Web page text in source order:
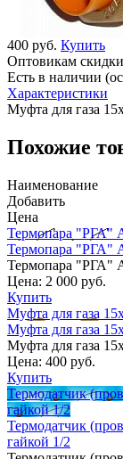
400 руб. Купить
Оптовикам скидки
Есть в наличии
Характеристики
Муфта для газа
Похожие
Наименование
Добавить
Цена
Термопара "РГА"
Термопара "РГА"
Термопара "РГА"
Цена: 2 000 руб.
Купить
Муфта для газа
Муфта для газа
Муфта для газа
Цена: 400 руб.
Купить
Термодатчик
гайкой 1/2
Термодатчик
гайкой 1/2